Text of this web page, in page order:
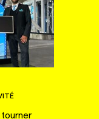
tourner